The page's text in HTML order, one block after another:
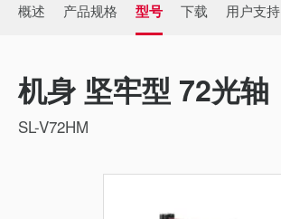
概述 产品规格 型号 下载 用户支持
机身 坚牢型 72光轴
SL-V72HM